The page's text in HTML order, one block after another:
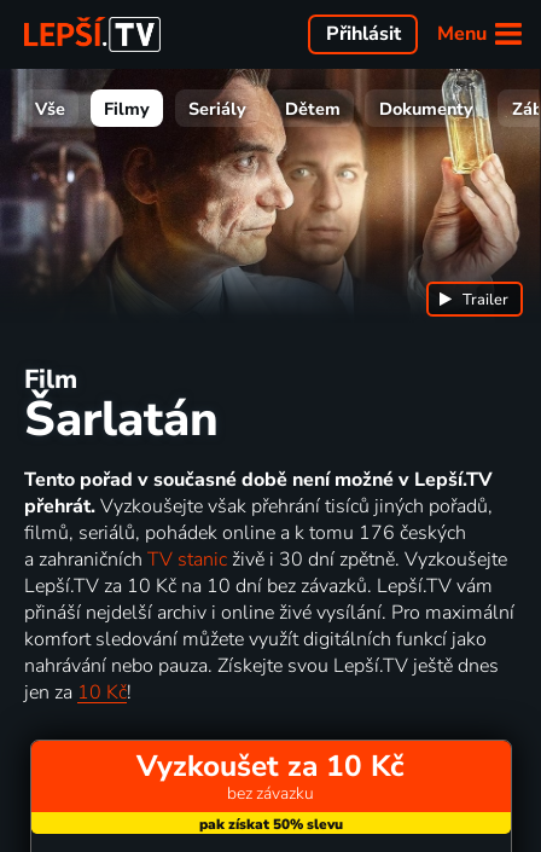
Menu
Přihlásit
Vše Filmy Seriály Dětem Dokumenty
Film
Šarlatán
Trailer
Tento pořad v současné době není možné v Lepší.TV
přehrát.Vyzkoušejte však přehrání tisíců jiných pořadů,
filmů, seriálů, pohádek online a k tomu 176 českých
a zahraničních TV stanic živě i 30 dní zpětně. Vyzkoušejte
Lepší.TV za 10 Kč na 10 dní bez závazků. Lepší.TV vám
přináší nejdelší archiv i online živé vysílání. Pro maximální
komfort sledování můžete využít digitálních funkcí jako
nahrávání nebo pauza. Získejte svou Lepší.TV ještě dnes
jen za 10 Kč!
Vyzkoušet za 10 Kč
bez závazku